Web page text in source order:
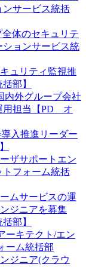
サービス統括
全体のセキュリテ
ョンサービス統
ュリティ監視推
部】
内外グループ会社
用担当【PD オ
導入推進リーダー
ザサポートエン
フォーム統括
ムサービスの運
ジニアを募集
部】
ーキテクト/エン
ーム統括部
ジニア(クラウ